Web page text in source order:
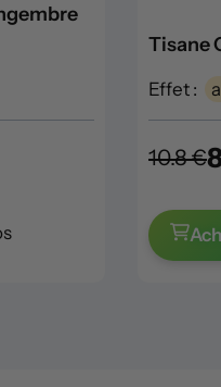
Tisane
Effet :
10.8 €